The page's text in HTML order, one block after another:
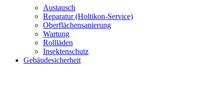
Austausch
Reparatur (Holtikon-Service)
Oberflächensanierung
Wartung
Rollläden
Insektenschutz
Gebäudesicherheit